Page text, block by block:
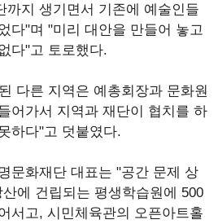
까지 생기면서 기존에 예술인들
다"며 "미리 대안을 만들어 놓고
다"고 토로했다.
다른 지역은 예총회장과 문화원
어가서 지역과 재단이 협치를 하
하다"고 덧붙였다.
문화재단 대표는 "공간 문제 상
에 건립되는 평생학습원에 500
서고, 시민체육관의 오픈아트홀